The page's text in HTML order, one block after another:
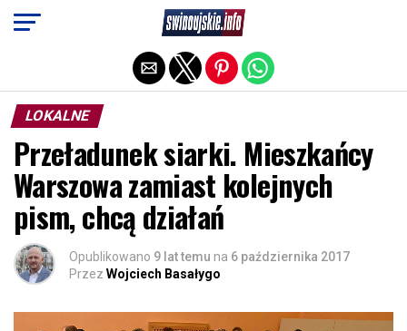
LOKALNE
Przeładunek siarki. Mieszkańcy
Warszowa zamiast kolejnych
pism, chcą działań
Opublikowano 9 lat temu na 6 października 2017
Przez Wojciech Basałygo
Exit mobile version